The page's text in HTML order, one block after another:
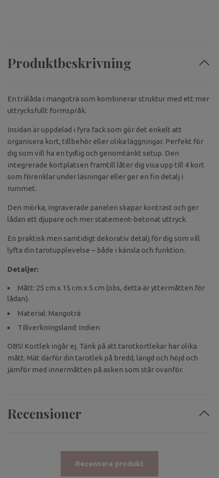
Produktbeskrivning
En trälåda i mangoträ som kombinerar struktur med ett mer
uttrycksfullt formspråk.
Insidan är uppdelad i fyra fack som gör det enkelt att
organisera kort, tillbehör eller olika läggningar. Perfekt för
dig som vill ha en tydlig och genomtänkt setup. Den
integrerade kortplatsen framtill låter dig visa upp till 4 kort
som förenklar under läsningar eller ger en fin detalj i
rummet.
Den mörka, ingraverade panelen skapar kontrast och ger
lådan ett djupare och mer statement-betonat uttryck.
En praktisk men samtidigt dekorativ detalj för dig som vill
lyfta din tarotupplevelse – både i känsla och funktion.
Detaljer:
Mått: 25 cm x 15 cm x 5 cm (obs, detta är yttermåtten för
lådan).
Material: Mangoträ
Tillverkningsland: Indien
OBS! Kortlek ingår ej. Tänk på att tarotkortlekar har olika
mått. Mät därför din tarotlek på bredd, längd och höjd och
jämför med innermåtten på asken som står ovanför.
Recensioner
Recensera produkt